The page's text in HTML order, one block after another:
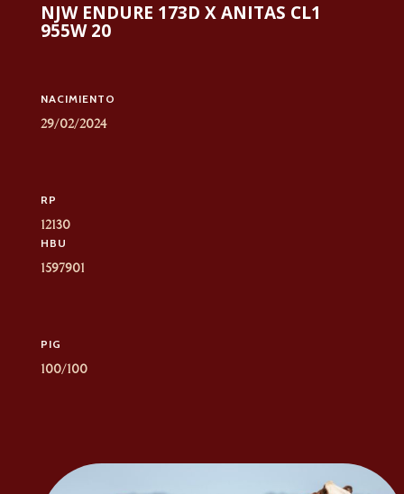
NJW ENDURE 173D X ANITAS CL1
955W 20
NACIMIENTO
29/02/2024
RP
12130
HBU
1597901
PIG
100/100